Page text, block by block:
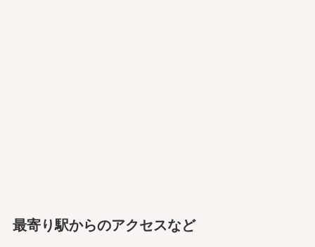
最寄り駅からのアクセスなど